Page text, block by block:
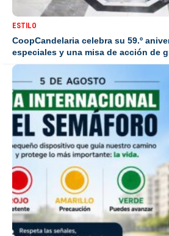
ESTILO
CoopCandelaria celebra su 59.º
especiales y una misa de acción de